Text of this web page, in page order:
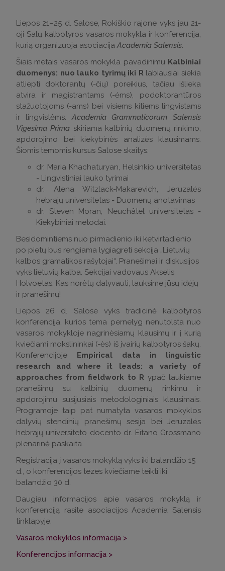
Liepos 21–25 d. Salose, Rokiškio rajone vyks jau 21-
oji Salų kalbotyros vasaros mokykla ir konferencija,
kurią organizuoja asociacijaAcademia Salensis.
Šiais metais vasaros mokykla pavadinimu Kalbiniai
duomenys: nuo lauko tyrimų iki R labiausiai siekia
atliepti doktorantų (-čių) poreikius, tačiau išlieka
atvira ir magistrantams (-ėms), podoktorantūros
stažuotojoms (-ams) bei visiems kitiems lingvistams
ir lingvistėms.Academia Grammaticorum Salensis
Vigesima Prima skiriama kalbinių duomenų rinkimo,
apdorojimo bei kiekybinės analizės klausimams.
Šiomis temomis kursus Salose skaitys:
dr. Maria Khachaturyan, Helsinkio universitetas
- Lingvistiniai lauko tyrimai
dr. Alena Witzlack-Makarevich, Jeruzalės
hebrajų universitetas - Duomenų anotavimas
dr. Steven Moran, Neuchâtel universitetas -
Kiekybiniai metodai.
Besidomintiems nuo pirmadienio iki ketvirtadienio
po pietų bus rengiama lygiagreti sekcija „Lietuvių
kalbos gramatikos rašytojai“. Pranešimai ir diskusijos
vyks lietuvių kalba. Sekcijai vadovaus Akselis
Holvoetas. Kas norėtų dalyvauti, lauksime jūsų idėjų
ir pranešimų!
Liepos 26 d. Salose vyks tradicinė kalbotyros
konferencija, kurios tema pernelyg nenutolsta nuo
vasaros mokykloje nagrinėsiamų klausimų ir į kurią
kviečiami mokslininkai (-ės) iš įvairių kalbotyros šakų.
Konferencijoje Empirical data in linguistic
research and where it leads: a variety of
approaches from fieldwork to R ypač laukiame
pranešimų su kalbinių duomenų rinkimu ir
apdorojimu susijusiais metodologiniais klausimais.
Programoje taip pat numatyta vasaros mokyklos
dalyvių stendinių pranešimų sesija bei Jeruzalės
hebrajų universiteto docento dr. Eitano Grossmano
plenarinė paskaita.
Registracija į vasaros mokyklą vyks iki balandžio 15
d., o konferencijos tezes kviečiame teikti iki
balandžio 30 d.
Daugiau informacijos apie vasaros mokyklą ir
konferenciją rasite asociacijos Academia Salensis
tinklapyje.
Vasaros mokyklos informacija >
Konferencijos informacija >